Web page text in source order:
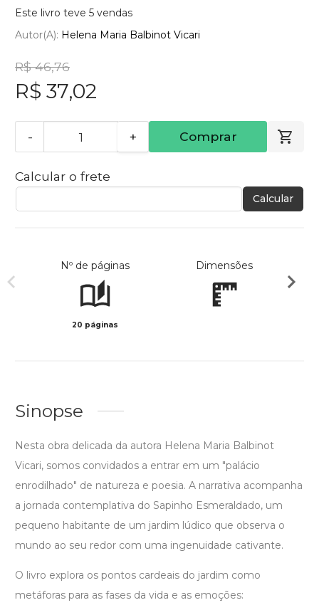
Este livro teve 5 vendas
Autor(a): Helena Maria Balbinot Vicari
R$ 46,76
R$ 37,02
- + Comprar
Calcular o frete
Calcular
Nº de páginas
20 páginas
Dimensões
Sinopse
Nesta obra delicada da autora Helena Maria Balbinot
Vicari, somos convidados a entrar em um "palácio
enrodilhado" de natureza e poesia. A narrativa acompanha
a jornada contemplativa do Sapinho Esmeraldado, um
pequeno habitante de um jardim lúdico que observa o
mundo ao seu redor com uma ingenuidade cativante.
O livro explora os pontos cardeais do jardim como
metáforas para as fases da vida e as emoções: